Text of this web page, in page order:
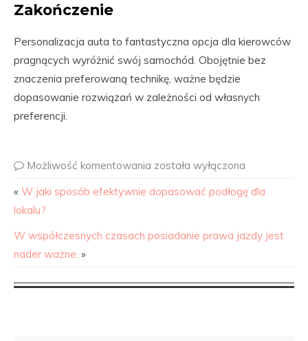
Zakończenie
Personalizacja auta to fantastyczna opcja dla kierowców
pragnących wyróżnić swój samochód. Obojętnie bez
znaczenia preferowaną technikę, ważne będzie
dopasowanie rozwiązań w zależności od własnych
preferencji.
Możliwość komentowania została wyłączona
« W jaki sposób efektywnie dopasować podłogę dla
lokalu?
W współczesnych czasach posiadanie prawa jazdy jest
nader ważne. »